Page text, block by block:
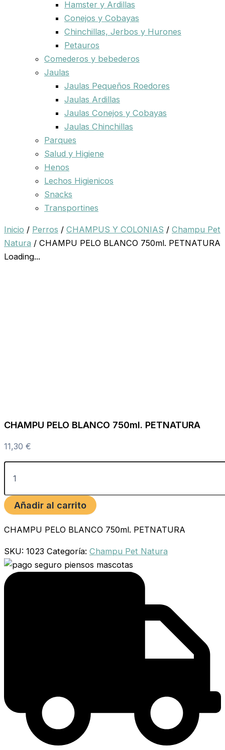
Hamster y Ardillas
Conejos y Cobayas
Chinchillas, Jerbos y Hurones
Petauros
Comederos y bebederos
Jaulas
Jaulas Pequeños Roedores
Jaulas Ardillas
Jaulas Conejos y Cobayas
Jaulas Chinchillas
Parques
Salud y Higiene
Henos
Lechos Higienicos
Snacks
Transportines
Inicio / Perros / CHAMPUS Y COLONIAS / Champu Pet
Natura / CHAMPU PELO BLANCO 750ml. PETNATURA
Loading...
CHAMPU PELO BLANCO 750ml. PETNATURA
11,30 €
Añadir al carrito
CHAMPU PELO BLANCO 750ml. PETNATURA
SKU: 1023 Categoría: Champu Pet Natura